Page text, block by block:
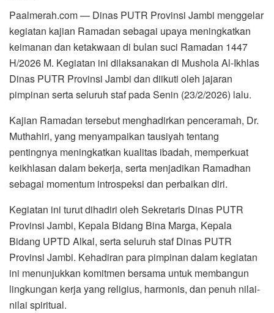
Paalmerah.com — Dinas PUTR Provinsi Jambi menggelar
kegiatan kajian Ramadan sebagai upaya meningkatkan
keimanan dan ketakwaan di bulan suci Ramadan 1447
H/2026 M. Kegiatan ini dilaksanakan di Mushola Al-Ikhlas
Dinas PUTR Provinsi Jambi dan diikuti oleh jajaran
pimpinan serta seluruh staf pada Senin (23/2/2026) lalu.
Kajian Ramadan tersebut menghadirkan penceramah, Dr.
Muthahiri, yang menyampaikan tausiyah tentang
pentingnya meningkatkan kualitas ibadah, memperkuat
keikhlasan dalam bekerja, serta menjadikan Ramadhan
sebagai momentum introspeksi dan perbaikan diri.
Kegiatan ini turut dihadiri oleh Sekretaris Dinas PUTR
Provinsi Jambi, Kepala Bidang Bina Marga, Kepala
Bidang UPTD Alkal, serta seluruh staf Dinas PUTR
Provinsi Jambi. Kehadiran para pimpinan dalam kegiatan
ini menunjukkan komitmen bersama untuk membangun
lingkungan kerja yang religius, harmonis, dan penuh nilai-
nilai spiritual.